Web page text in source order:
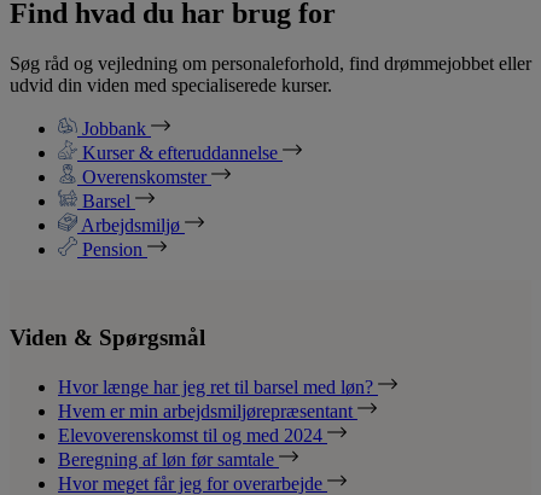
Find hvad du har brug for
Søg råd og vejledning om personaleforhold, find drømmejobbet eller
udvid din viden med specialiserede kurser.
Jobbank
Kurser & efteruddannelse
Overenskomster
Barsel
Arbejdsmiljø
Pension
Viden & Spørgsmål
Hvor længe har jeg ret til barsel med løn?
Hvem er min arbejdsmiljørepræsentant
Elevoverenskomst til og med 2024
Beregning af løn før samtale
Hvor meget får jeg for overarbejde